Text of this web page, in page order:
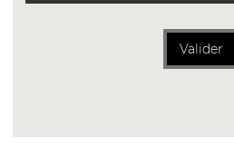
Valider